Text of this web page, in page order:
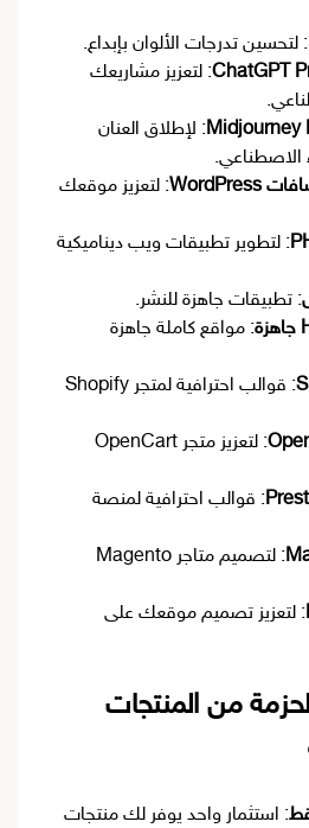
: لتحسين تدرجات الألوان بإبداع.
: لتعزيز مشاريعك
: لإطلاق العنان
الاصطناعي.
: لتعزيز موقعك
: لتطوير تطبيقات ويب ديناميكية
: تطبيقات جاهزة للنشر.
: مواقع كاملة جاهزة
: قوالب احترافية لمتجر Shopify
: لتعزيز متجر OpenCart
: قوالب احترافية لمنصة
: لتصميم متاجر Magento
: لتعزيز تصميم موقعك على
من المنتجات
: استثمار واحد يوفر لك منتجات